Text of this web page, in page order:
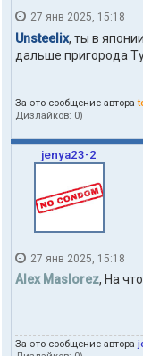
н
т
а
к
п
ь
я
t
o
m
27 янв 2025, 15:18
Unsteelix, ты в
дальше пригорода
За это сообщение автора
Дизлайков: 0)
jenya23-2
27 янв 2025, 15:18
Alex Maslorez, На
За это сообщение автора